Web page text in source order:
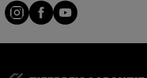
Instagram
FacebookYouTube